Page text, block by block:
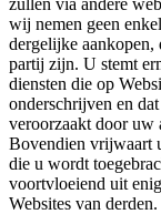
wij nemen geen
dergelijke aankopen,
partij zijn. U stemt
diensten die op
onderschrijven en
veroorzaakt door uw
Bovendien vrijwaart
die u wordt
voortvloeiend uit
Websites van derden.